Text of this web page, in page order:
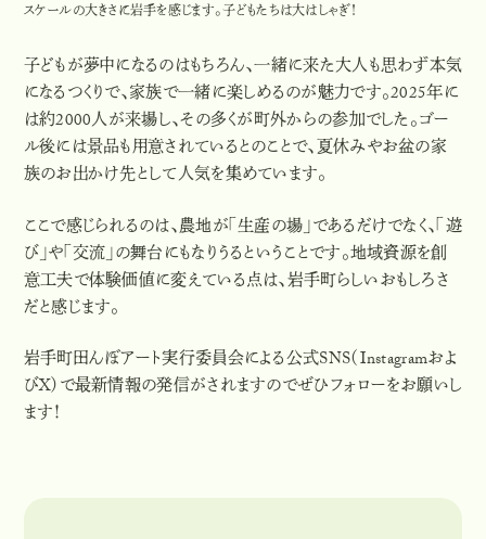
スケールの大きさに岩手を感じます。子どもたちは大はしゃぎ！
子どもが夢中になるのはもちろん、一緒に来た大人も思わず本気
になるつくりで、家族で一緒に楽しめるのが魅力です。2025年に
は約2000人が来場し、その多くが町外からの参加でした。ゴー
ル後には景品も用意されているとのことで、夏休みやお盆の家
族のお出かけ先として人気を集めています。
ここで感じられるのは、農地が「生産の場」であるだけでなく、「遊
び」や「交流」の舞台にもなりうるということです。地域資源を創
意工夫で体験価値に変えている点は、岩手町らしいおもしろさ
だと感じます。
岩手町田んぼアート実行委員会による公式SNS（Instagramおよ
びX）で最新情報の発信がされますのでぜひフォローをお願いし
ます！